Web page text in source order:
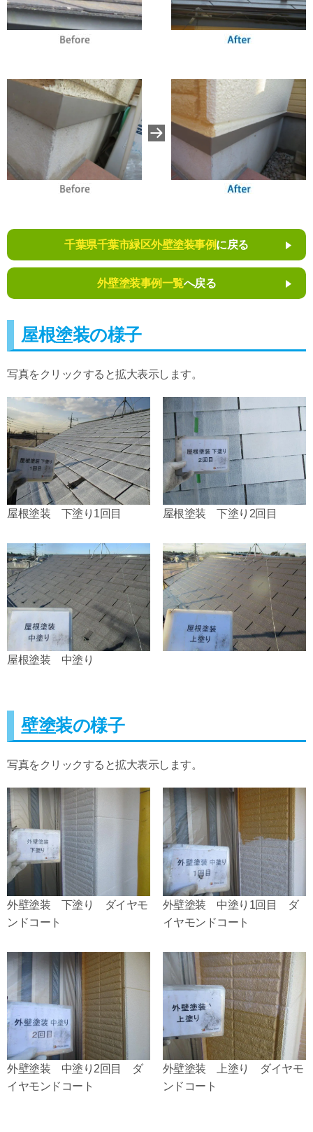
千葉県千葉市緑区外壁塗装事例に戻る
外壁塗装事例一覧へ戻る
屋根塗装の様子
写真をクリックすると拡大表示します。
屋根塗装 下塗り1回目 屋根塗装 下塗り2回目
屋根塗装 中塗り
壁塗装の様子
写真をクリックすると拡大表示します。
外壁塗装 下塗り ダイヤモ
ンドコート
外壁塗装 中塗り1回目 ダ
イヤモンドコート
外壁塗装 中塗り2回目 ダ
イヤモンドコート
外壁塗装 上塗り ダイヤモ
ンドコート